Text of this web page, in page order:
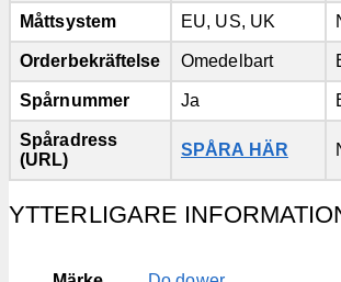
Måttsystem EU, US, UK
Orderbekräftelse Omedelbart
Spårnummer Ja
Spåradress
(URL)
SPÅRA HÄR
YTTERLIGARE